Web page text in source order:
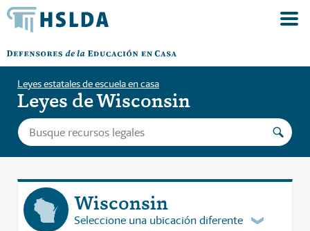
Leyes estatales de escuela en casa
Leyes de Wisconsin
Wisconsin
Seleccione una ubicación diferente